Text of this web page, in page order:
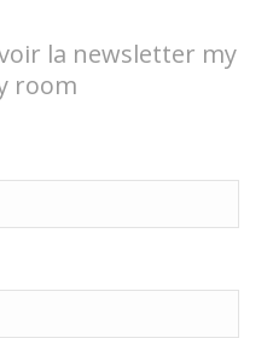
la newsletter my
room